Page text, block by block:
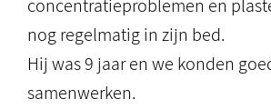
concentratieproblemen en
nog regelmatig in zijn bed.
Hij was 9 jaar en we konden
samenwerken.